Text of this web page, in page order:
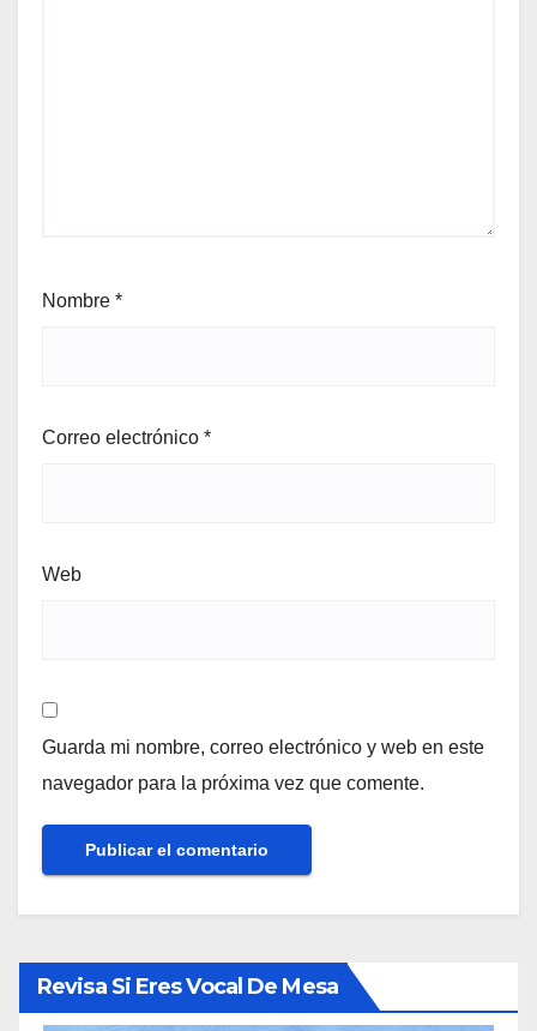
Nombre *
Correo electrónico *
Web
Guarda mi nombre, correo electrónico y web en este
navegador para la próxima vez que comente.
Revisa Si Eres Vocal De Mesa